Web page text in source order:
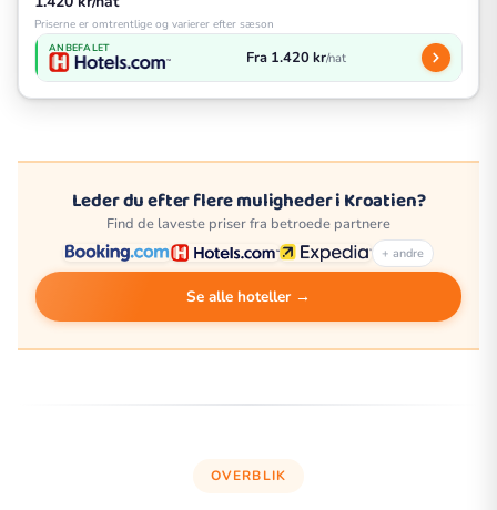
Priserne er omtrentlige og varierer efter sæson
ANBEFALET Fra 1.420 kr/nat
Leder du efter flere muligheder i Kroatien?
Find de laveste priser fra betroede partnere
+ andre
Se alle hoteller →
OVERBLIK